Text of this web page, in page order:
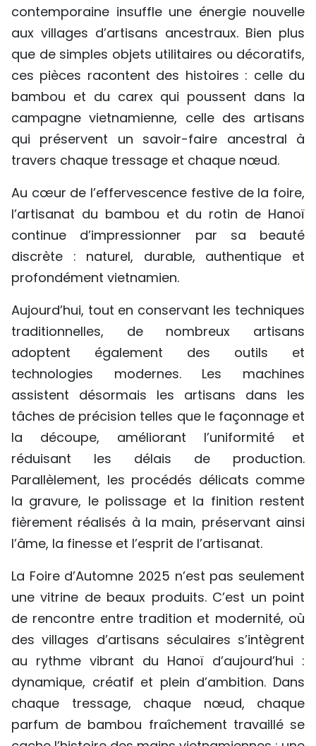
contemporaine insuffle une énergie nouvelle
aux villages d’artisans ancestraux. Bien plus
que de simples objets utilitaires ou décoratifs,
ces pièces racontent des histoires : celle du
bambou et du carex qui poussent dans la
campagne vietnamienne, celle des artisans
qui préservent un savoir-faire ancestral à
travers chaque tressage et chaque nœud.
Au cœur de l’effervescence festive de la foire,
l’artisanat du bambou et du rotin de Hanoï
continue d’impressionner par sa beauté
discrète : naturel, durable, authentique et
profondément vietnamien.
Aujourd’hui, tout en conservant les techniques
traditionnelles, de nombreux artisans
adoptent également des outils et
technologies modernes. Les machines
assistent désormais les artisans dans les
tâches de précision telles que le façonnage et
la découpe, améliorant l’uniformité et
réduisant les délais de production.
Parallèlement, les procédés délicats comme
la gravure, le polissage et la finition restent
fièrement réalisés à la main, préservant ainsi
l’âme, la finesse et l’esprit de l’artisanat.
La Foire d’Automne 2025 n’est pas seulement
une vitrine de beaux produits. C’est un point
de rencontre entre tradition et modernité, où
des villages d’artisans séculaires s’intègrent
au rythme vibrant du Hanoï d’aujourd’hui :
dynamique, créatif et plein d’ambition. Dans
chaque tressage, chaque nœud, chaque
parfum de bambou fraîchement travaillé se